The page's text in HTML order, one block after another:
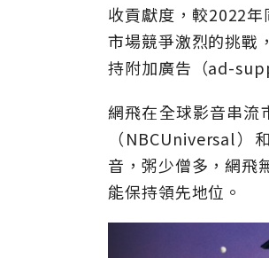
收貢獻度，較2022
市場競爭激烈的挑戰
持附加廣告（ad-
網飛在全球影音串
（NBCUniversal
音，粥少僧多，網飛
能保持領先地位。